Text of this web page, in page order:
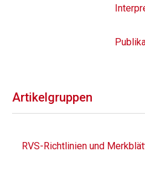
Artikelgruppen
RVS-Richtlinien und